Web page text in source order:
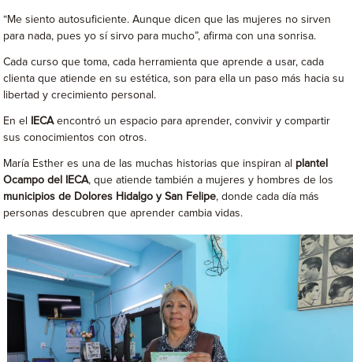
“Me siento autosuficiente. Aunque dicen que las mujeres no sirven
para nada, pues yo sí sirvo para mucho”, afirma con una sonrisa.
Cada curso que toma, cada herramienta que aprende a usar, cada
clienta que atiende en su estética, son para ella un paso más hacia su
libertad y crecimiento personal.
En el IECAencontró un espacio para aprender, convivir y compartir
sus conocimientos con otros.
María Esther es una de las muchas historias que inspiran al plantel
Ocampo del IECA, que atiende también a mujeres y hombres de los
municipios de Dolores Hidalgo y San Felipe, donde cada día más
personas descubren que aprender cambia vidas.